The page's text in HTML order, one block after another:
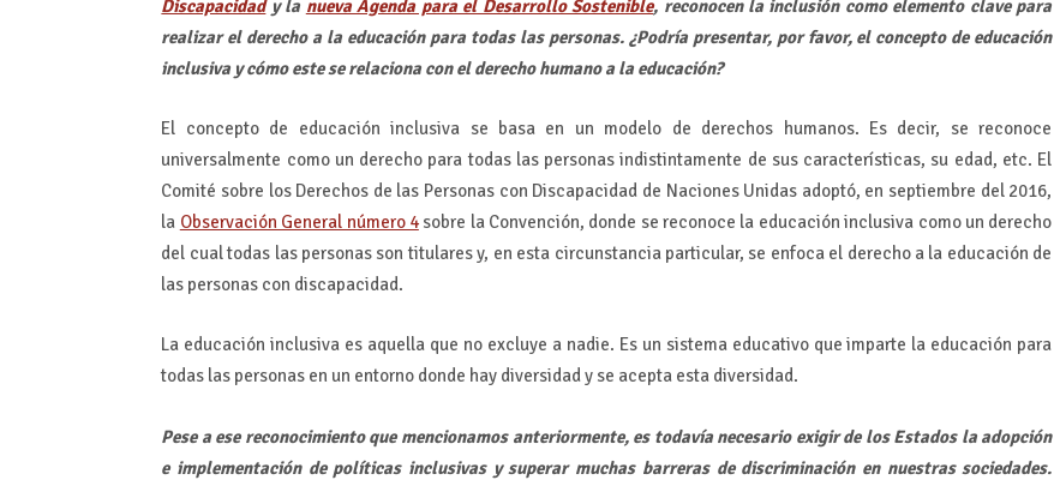
Discapacidady la nueva Agenda para el Desarrollo Sostenible, reconocen la inclusión como elemento clave para
realizar el derecho a la educación para todas las personas. ¿Podría presentar, por favor, el concepto de educación
inclusiva y cómo este se relaciona con el derecho humano a la educación?
El concepto de educación inclusiva se basa en un modelo de derechos humanos. Es decir, se reconoce
universalmente como un derecho para todas las personas indistintamente de sus características, su edad, etc. El
Comité sobre los Derechos de las Personas con Discapacidad de Naciones Unidas adoptó, en septiembre del 2016,
la Observación General número 4sobre la Convención, donde se reconoce la educación inclusiva como un derecho
del cual todas las personas son titulares y, en esta circunstancia particular, se enfoca el derecho a la educación de
las personas con discapacidad.
La educación inclusiva es aquella que no excluye a nadie. Es un sistema educativo que imparte la educación para
todas las personas en un entorno donde hay diversidad y se acepta esta diversidad.
Pese a ese reconocimiento que mencionamos anteriormente, es todavía necesario exigir de los Estados la adopción
e implementación de políticas inclusivas y superar muchas barreras de discriminación en nuestras sociedades.